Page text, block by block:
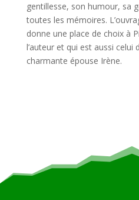
gentillesse, son humour, sa
toutes les mémoires.
donne une place de choix à
l’auteur et qui est aussi celui
charmante épouse Irène.